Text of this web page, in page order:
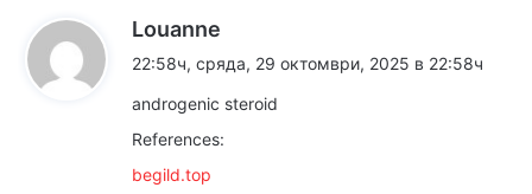
Louanne
а
:
22:58ч, сряда, 29 октомври, 2025 в 22:58ч
androgenic steroid
References:
begild.top